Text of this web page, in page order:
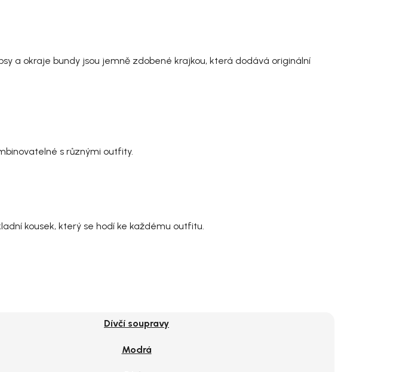
a okraje bundy jsou jemně zdobené krajkou, která dodává originální
s různými outfity.
kousek, který se hodí ke každému outfitu.
Dívčí soupravy
Modrá